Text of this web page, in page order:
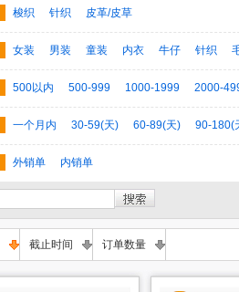
梭织 针织 皮革/皮草
女装 男装 童装 内衣 牛仔 针织
500以内 500-999 1000-1999 2000-
一个月内 30-59(天) 60-89(天) 90-180(
外销单 内销单
截止时间 订单数量